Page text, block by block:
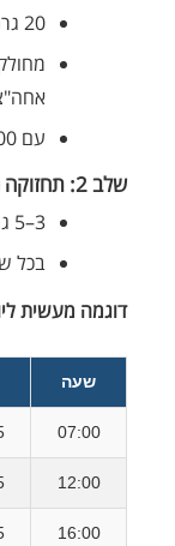
20 גרם קריאטין ביום
עם 200–300 מ"ל מים או מיץ פירות
שלב 2: תחזוקה (ממושך)
3–5 גרם ביום במנה אחת
בכל
דוגמה מעשית
שעה
07:00
5
12:00
5
16:00
5